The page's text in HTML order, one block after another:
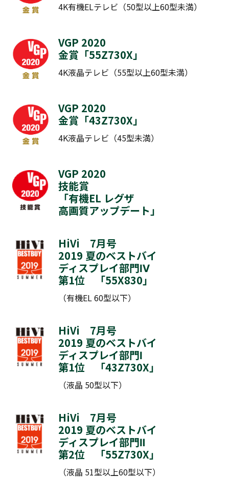
4K有機ELテレビ（50型以上60型未満）
VGP 2020
金賞「55Z730X」
4K液晶テレビ（55型以上60型未満）
VGP 2020
金賞「43Z730X」
4K液晶テレビ（45型未満）
VGP 2020
技能賞
「有機EL レグザ
高画質アップデート」
HiVi 7月号
2019 夏のベストバイ
ディスプレイ部門Ⅳ
第1位 「55X830」
（有機EL 60型以下）
HiVi 7月号
2019 夏のベストバイ
ディスプレイ部門Ⅰ
第1位 「43Z730X」
（液晶 50型以下）
HiVi 7月号
2019 夏のベストバイ
ディスプレイ部門Ⅱ
第2位 「55Z730X」
（液晶 51型以上60型以下）